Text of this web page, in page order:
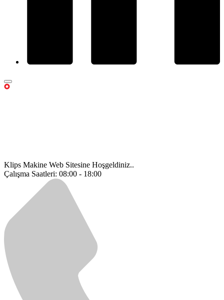
Klips Makine Web Sitesine Hoşgeldiniz..
Çalışma Saatleri: 08:00 - 18:00